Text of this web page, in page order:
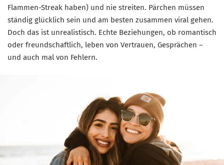
Flammen-Streak haben) und nie streiten. Pärchen müssen
ständig glücklich sein und am besten zusammen viral gehen.
Doch das ist unrealistisch. Echte Beziehungen, ob romantisch
oder freundschaftlich, leben von Vertrauen, Gesprächen –
und auch mal von Fehlern.